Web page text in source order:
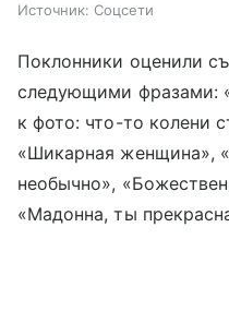
Источник: Соцсети
Поклонники оценили
следующими фразами:
к фото: что-то колени
«Шикарная женщина»,
необычно»,
«Мадонна, ты